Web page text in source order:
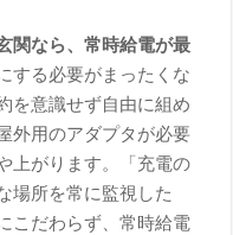
関なら、常時給電が最
する必要がまったくな
を意識せず自由に組め
外用のアダプタが必要
上がります。「充電の
場所を常に監視した
こだわらず、常時給電